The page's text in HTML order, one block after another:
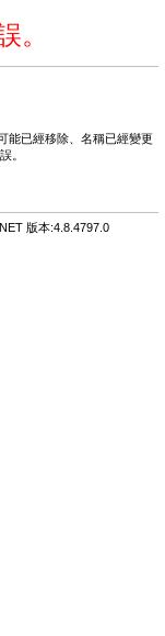
。
能已經移除、名稱已經變更
。
版本:4.8.4797.0